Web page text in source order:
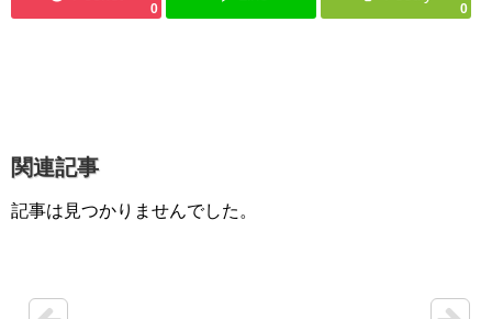
0 0
関連記事
記事は見つかりませんでした。